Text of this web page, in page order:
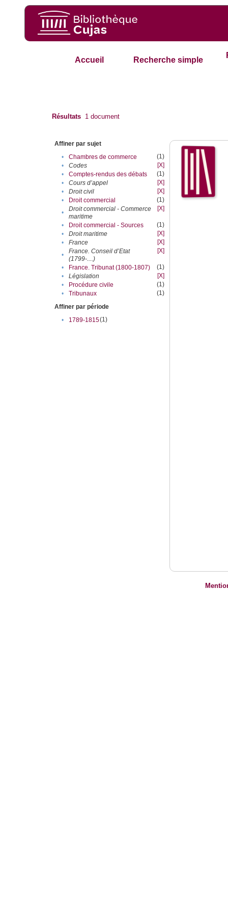
Accueil Recherche simple
Résultats 1 document
Affiner par sujet
•
Chambres de commerce
(1)
•
Codes
[X]
•
Comptes-rendus des débats
(1)
•
Cours d’appel
[X]
•
Droit civil
[X]
•
Droit commercial
(1)
•
Droit commercial - Commerce
maritime
[X]
• Droit commercial - Sources
(1)
•
Droit maritime
[X]
•
France
[X]
•
France. Conseil d’Etat
(1799-....)
[X]
• France. Tribunat (1800-1807)
(1)
•
Législation
[X]
•
Procédure civile
(1)
•
Tribunaux
(1)
Affiner par période
•
1789-1815(1)